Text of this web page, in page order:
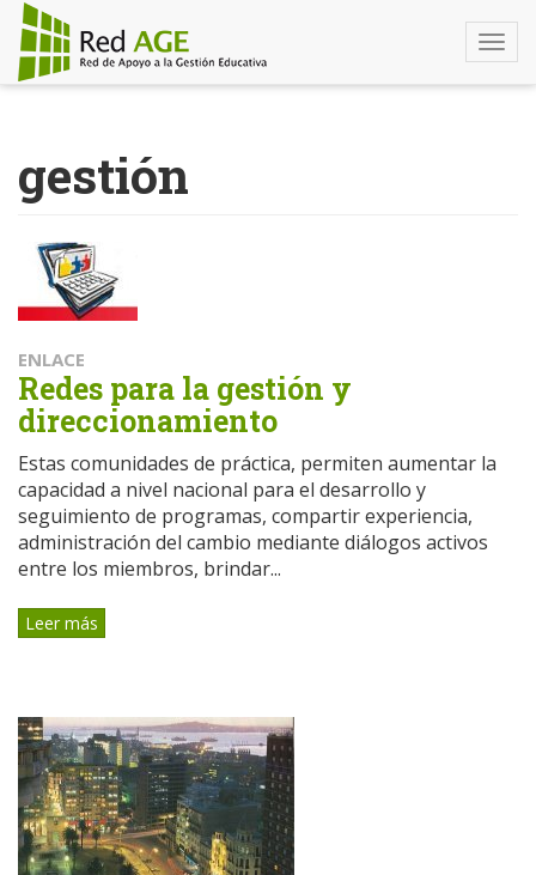
contenido
principal
gestión
ENLACE
Redes para la gestión y
direccionamiento
Estas comunidades de práctica, permiten aumentar la
capacidad a nivel nacional para el desarrollo y
seguimiento de programas, compartir experiencia,
administración del cambio mediante diálogos activos
entre los miembros, brindar...
Leer más